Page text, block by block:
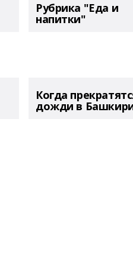
Рубрика "Еда и
напитки"
Когда
дожди в